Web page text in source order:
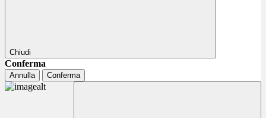
Chiudi
Conferma
Annulla Conferma